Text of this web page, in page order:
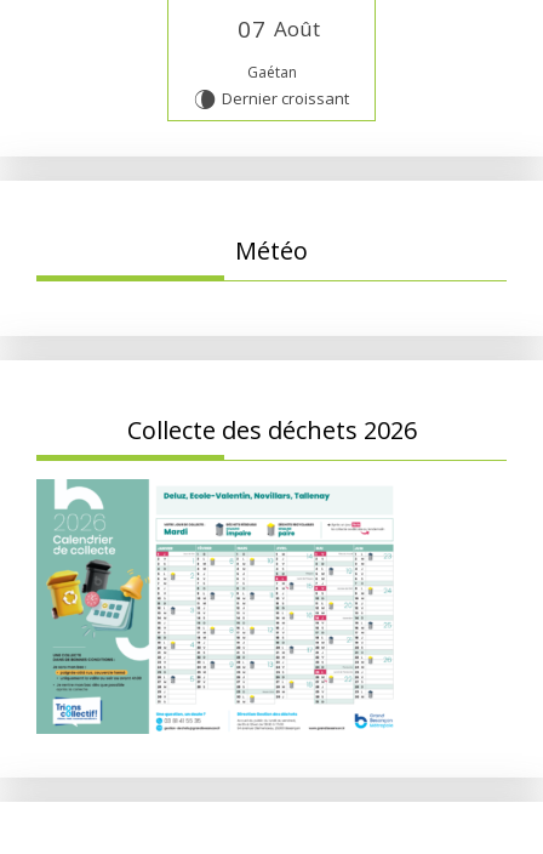
07 Août
Gaétan
V Dernier croissant
Météo
Collecte des déchets 2026